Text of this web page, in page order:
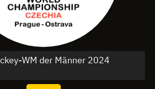
WM der Männer 2024